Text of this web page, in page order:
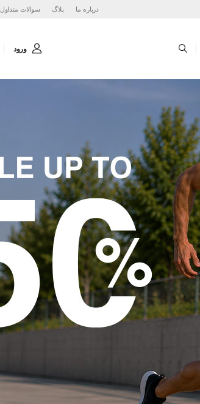
درباره ما بلاگ سوالات متداول
ورود